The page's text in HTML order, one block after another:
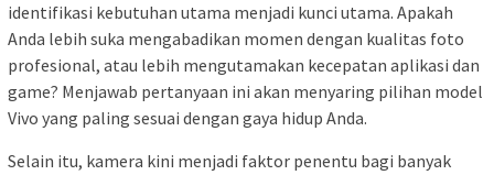
identifikasi kebutuhan utama menjadi kunci utama. Apakah
Anda lebih suka mengabadikan momen dengan kualitas foto
profesional, atau lebih mengutamakan kecepatan aplikasi dan
game? Menjawab pertanyaan ini akan menyaring pilihan model
Vivo yang paling sesuai dengan gaya hidup Anda.
Selain itu, kamera kini menjadi faktor penentu bagi banyak